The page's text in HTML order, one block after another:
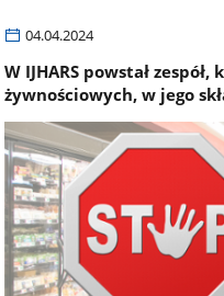
04.04.2024
W IJHARS powstał
żywnościowych, w jego